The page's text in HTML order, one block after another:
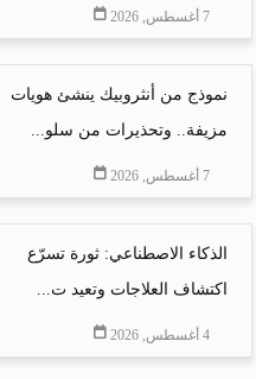
7 أغسطس, 2026
نموذج من أنثروبيك ينشئ هويات
مزيفة.. وتحذيرات من سلو...
7 أغسطس, 2026
الذكاء الاصطناعي: ثورة تسرّع
اكتشاف العلاجات وتعيد ت...
4 أغسطس, 2026